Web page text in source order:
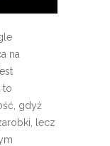
na
to
gdyż
lecz